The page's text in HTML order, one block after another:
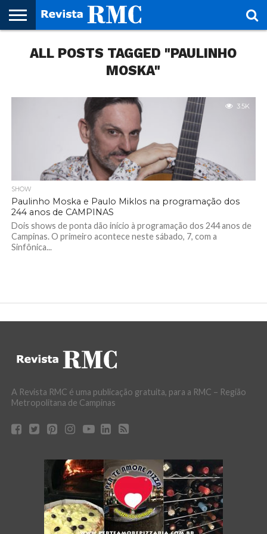
REVISTA
RMC
PROJETO
CULTURAL
RMC – 20
CIDADES
ARTE &
CULTURA
NOTÍCIAS
CORPORATIVAS
EDIÇÕES
ANTERIORES
PARCEIROS
FAÇA
O
FALE
CONOSCO
ALL POSTS TAGGED "PAULINHO
MOSKA"
3.5K
SHOW
Paulinho Moska e Paulo Miklos na programação dos
244 anos de CAMPINAS
Dois shows de ponta dão início à programação dos 244 anos de
Campinas. O primeiro acontece neste sábado, 7, com a
Sinfônica...
A Revista RMC é uma publicação gratuita, para a RMC – Região
Metropolitana de Campinas